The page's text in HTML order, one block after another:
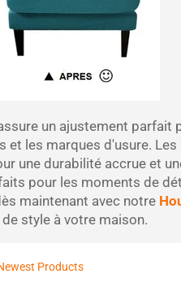
un ajustement parfait
les marques d'usure.
une durabilité accrue et
pour les moments de
maintenant avec notre
style à votre maison.
Products